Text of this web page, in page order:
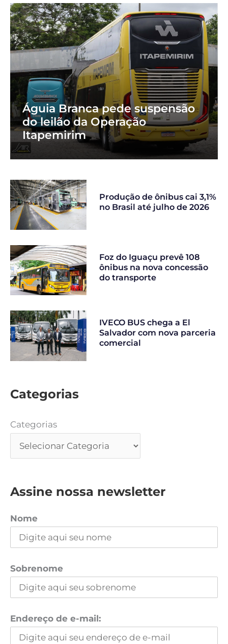
Águia Branca pede suspensão
do leilão da Operação
Itapemirim
Produção de ônibus cai 3,1%
no Brasil até julho de 2026
Foz do Iguaçu prevê 108
ônibus na nova concessão
do transporte
IVECO BUS chega a El
Salvador com nova parceria
comercial
Categorias
Categorias
Assine nossa newsletter
Nome
Sobrenome
Endereço de e-mail: